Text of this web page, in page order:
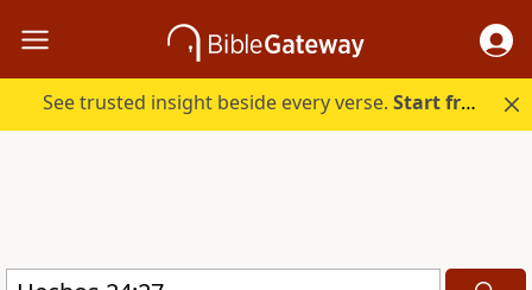
See trusted insight beside every verse.Start free.